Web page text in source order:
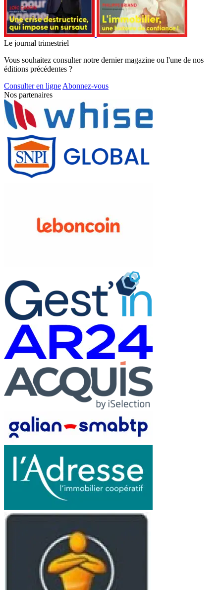
Le journal trimestriel
Vous souhaitez consulter notre dernier magazine ou l'une de nos
éditions précédentes ?
Consulter en ligne Abonnez-vous
Nos partenaires